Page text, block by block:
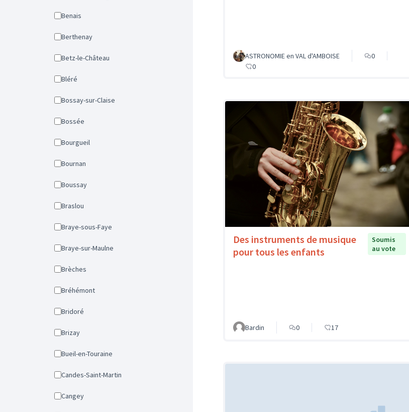
Benais
Berthenay
Betz-le-Château
Bléré
Bossay-sur-Claise
Bossée
Bourgueil
Bournan
Boussay
Braslou
Braye-sous-Faye
Braye-sur-Maulne
Brèches
Bréhémont
Bridoré
Brizay
Bueil-en-Touraine
Candes-Saint-Martin
Cangey
ASTRONOMIE en VAL d'AMBOISE
0
0
Des instruments de musique
pour tous les enfants
Soumis
au vote
Bardin 0 17